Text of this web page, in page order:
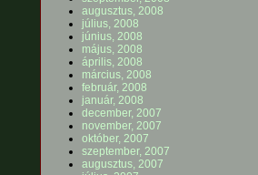
augusztus, 2008
július, 2008
június, 2008
május, 2008
április, 2008
március, 2008
február, 2008
január, 2008
december, 2007
november, 2007
október, 2007
szeptember, 2007
augusztus, 2007